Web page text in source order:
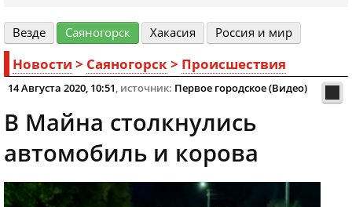
Везде Cаяногорск Хакасия Россия и мир
Новости > Cаяногорск> Происшествия
14 Августа 2020, 10:51, источник: Первое городское (Видео)
В Майна столкнулись
автомобиль и корова